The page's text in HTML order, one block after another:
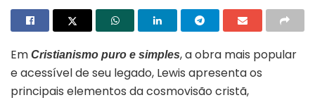
Em Cristianismo puro e simples, a obra mais popular
e acessível de seu legado, Lewis apresenta os
principais elementos da cosmovisão cristã,